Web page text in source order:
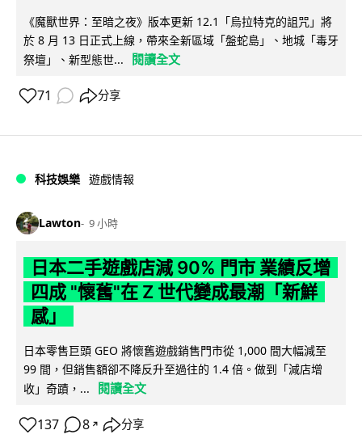
《魔獸世界：至暗之夜》版本更新 12.1「烏拉特克的詛咒」將
於 8 月 13 日正式上線，帶來全新區域「盤蛇島」、地城「毒牙
祭壇」、新型態世...
閱讀全文
71 分享
科技娛樂 遊戲情報
Lawton 9 小時
日本二手遊戲店減 90% 門市 業績反增
四成 "懷舊"在 Z 世代變成最潮「新鮮
感」
日本零售巨頭 GEO 將懷舊遊戲銷售門市從 1,000 間大幅減至
99 間，但銷售額卻不降反升至過往的 1.4 倍。做到「減店增
收」奇蹟，...
閱讀全文
137 8 ↗ 分享